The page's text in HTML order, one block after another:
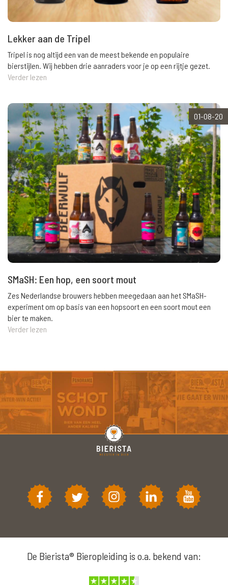
Lekker aan de Tripel
Tripel is nog altijd een van de meest bekende en populaire
bierstijlen. Wij hebben drie aanraders voor je op een rijtje gezet.
Verder lezen
01-08-20
SMaSH: Een hop, een soort mout
Zes Nederlandse brouwers hebben meegedaan aan het SMaSH-
experiment om op basis van een hopsoort en een soort mout een
bier te maken.
Verder lezen
De Bierista® Bieropleiding is o.a. bekend van: